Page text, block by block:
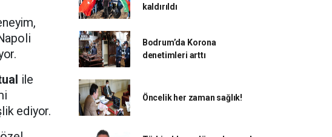
ile
ediyor.
kaldırıldı
Bodrum’da Korona
denetimleri arttı
Öncelik her zaman sağlık!